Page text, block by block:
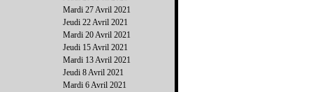
Mardi 27 Avril 2021
Jeudi 22 Avril 2021
Mardi 20 Avril 2021
Jeudi 15 Avril 2021
Mardi 13 Avril 2021
Jeudi 8 Avril 2021
Mardi 6 Avril 2021